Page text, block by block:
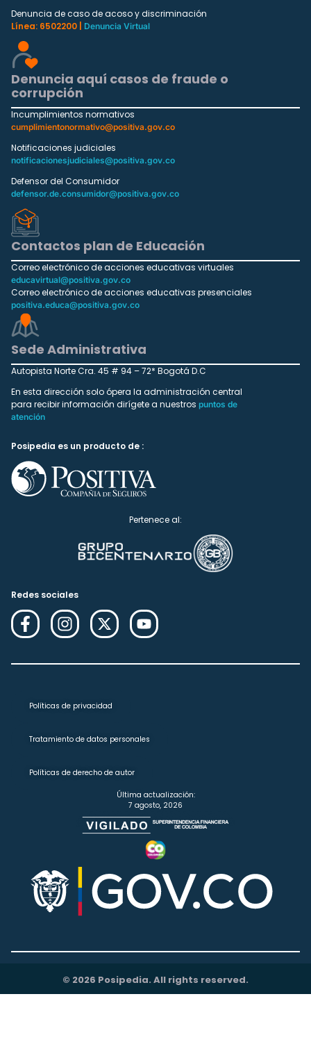
Denuncia de caso de acoso y discriminación
Línea: 6502200 |
Denuncia Virtual
Denuncia aquí casos de fraude o
corrupción
Incumplimientos normativos
cumplimientonormativo@positiva.gov.co
Notificaciones judiciales
notificacionesjudiciales@positiva.gov.co
Defensor del Consumidor
defensor.de.consumidor@positiva.gov.co
Contactos plan de Educación
Correo electrónico de acciones educativas virtuales
educavirtual@positiva.gov.co
Correo electrónico de acciones educativas presenciales
positiva.educa@positiva.gov.co
Sede Administrativa
Autopista Norte Cra. 45 # 94 – 72* Bogotá D.C
En esta dirección solo ópera la administración central
para recibir información dirígete a nuestros puntos de
atención
Posipedia es un producto de :
Pertenece al:
Redes sociales
Políticas de privacidad
Tratamiento de datos personales
Políticas de derecho de autor
Última actualización:
7 agosto, 2026
© 2026 Posipedia. All rights reserved.